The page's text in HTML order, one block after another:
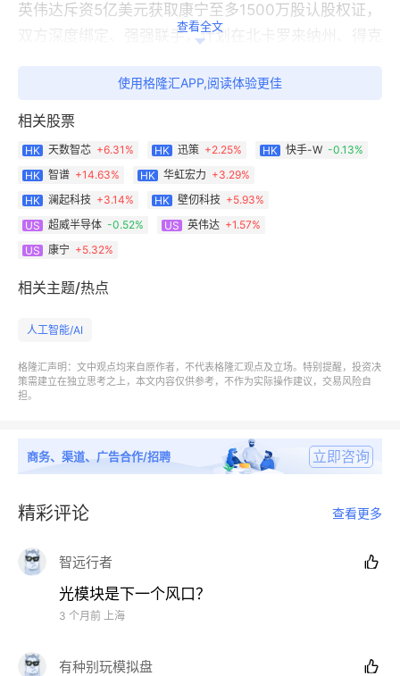
英伟达斥资5亿美元获取康宁至多1500万股认股权证，
双方深度绑定、强强联手，计划在北卡罗来纳州、得克
康宁更是立下豪言：
速光纤、
（共封装光学）组件的爆发式需求。
黄仁勋直言不讳的表示：
“CPO是 AI产业扩建的必备核心技术。现代
需要数千颗英伟达
历史新高；而英伟达也涨超5% ，市值重新站上5万亿美
这一合作的意义，远非简单的商业绑定。
它直接强化了
业链逻辑，让光芯片、高速互连、先进制程等细分赛道
迎来价值重估。
而港股作为国内光芯片、先进制程龙头的集中地，自然
成为资金抢筹的核心阵地，推动整个板块集体大涨。
查看全文
使用格隆汇APP,阅读体验更佳
相关股票
HK 天数智芯 +6.31% HK 迅策 +2.25% HK 快手-W -0.13%
HK 智谱 +14.63% HK 华虹宏力 +3.29%
HK 澜起科技 +3.14% HK 壁仞科技 +5.93%
US
超威半导体 -0.52% US 英伟达 +1.57%
US
康宁 +5.32%
相关主题/热点
人工智能/AI
格隆汇声明：文中观点均来自原作者，不代表格隆汇观点及立场。特别提醒，投资决
策需建立在独立思考之上，本文内容仅供参考，不作为实际操作建议，交易风险自
担。
商务、渠道、广告合作/招聘 立即咨询
精彩评论 查看更多
智远行者 
光模块是下一个风口？
3 个月前 上海
有种别玩模拟盘 